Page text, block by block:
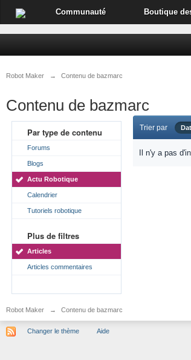
Communauté Boutique
Robot Maker → Contenu de bazmarc
Contenu de bazmarc
Par type de contenu
Forums
Blogs
Actu Robotique
Calendrier
Tutoriels robotique
Plus de filtres
Articles
Articles commentaires
Trier par
Il n'y a pas
Robot Maker → Contenu de bazmarc
Changer le thème Aide